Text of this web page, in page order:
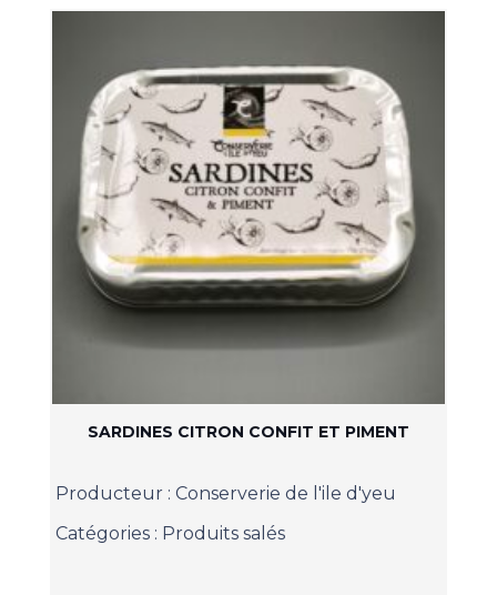
SARDINES CITRON CONFIT ET PIMENT
Producteur : Conserverie de l'ile d'yeu
Catégories : Produits salés